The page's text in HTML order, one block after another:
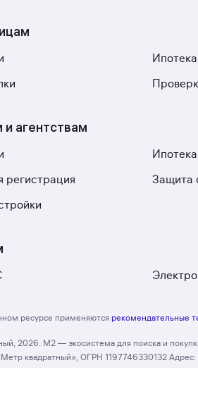
Ипотека
агентствам
Ипотека
регистрация
Защита
ресурсе применяются рекомендательные
2026. М2 — экосистема для поиска и
квадратный», ОГРН 1197746330132 Адрес: